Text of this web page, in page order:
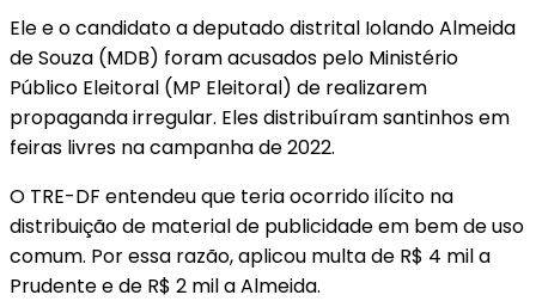
Ele e o candidato a deputado distrital Iolando Almeida
de Souza (MDB) foram acusados pelo Ministério
Público Eleitoral (MP Eleitoral) de realizarem
propaganda irregular. Eles distribuíram santinhos em
feiras livres na campanha de 2022.
O TRE-DF entendeu que teria ocorrido ilícito na
distribuição de material de publicidade em bem de uso
comum. Por essa razão, aplicou multa de R$ 4 mil a
Prudente e de R$ 2 mil a Almeida.